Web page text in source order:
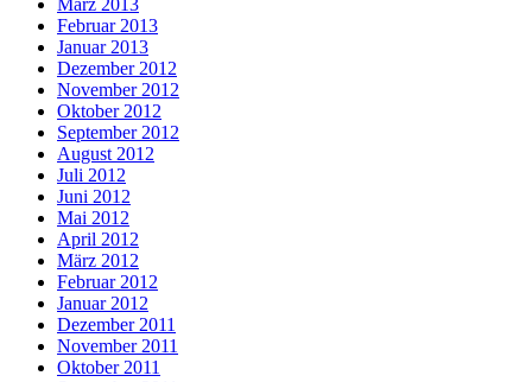
März 2013
Februar 2013
Januar 2013
Dezember 2012
November 2012
Oktober 2012
September 2012
August 2012
Juli 2012
Juni 2012
Mai 2012
April 2012
März 2012
Februar 2012
Januar 2012
Dezember 2011
November 2011
Oktober 2011